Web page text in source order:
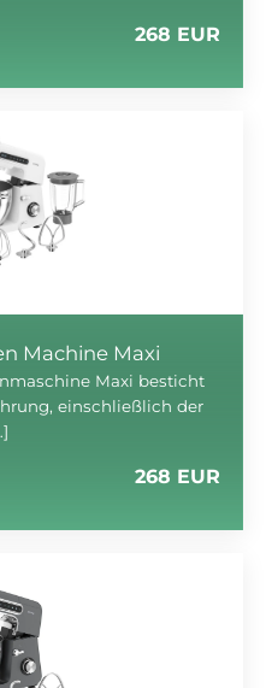
268 EUR
Machine Maxi
Maxi besticht
einschließlich der
268 EUR